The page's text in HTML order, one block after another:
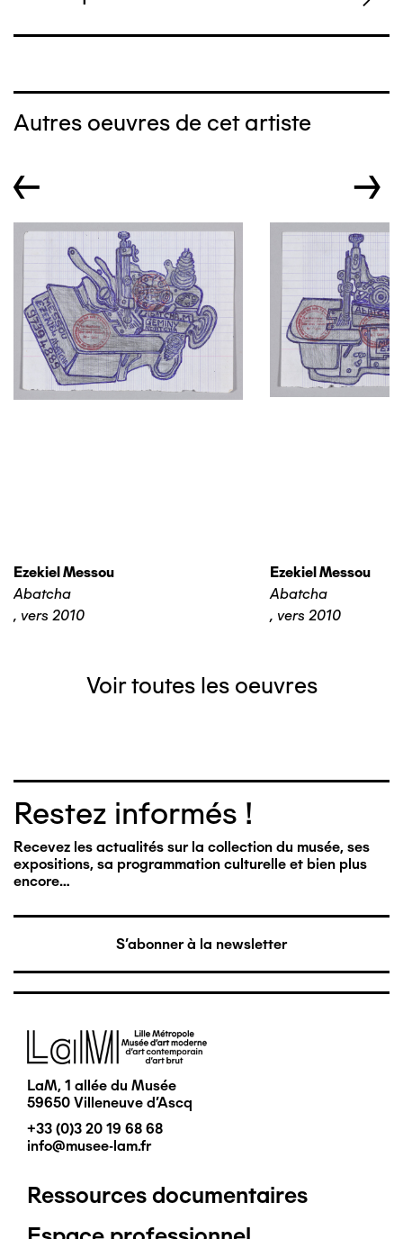
Autres oeuvres de cet artiste
← →
Ezekiel Messou
Abatcha
, vers 2010
Ezekiel Messou
Abatcha
, vers 2010
Voir toutes les oeuvres
Restez informés !
Recevez les actualités sur la collection du musée, ses
expositions, sa programmation culturelle et bien plus
encore…
S'abonner à la newsletter
Image
LaM, 1 allée du Musée
59650 Villeneuve d'Ascq
+33 (0)3 20 19 68 68
info@musee-lam.fr
Pied
Ressources documentaires